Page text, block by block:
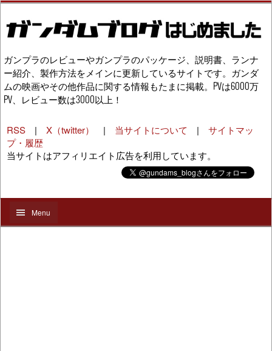
ガンプラのレビューやガンプラのパッケージ、説明書、ランナ
ー紹介、製作方法をメインに更新しているサイトです。ガンダ
ムの映画やその他作品に関する情報もたまに掲載。PVは6000万
PV、レビュー数は3000以上！
RSS | X（twitter） | 当サイトについて | サイトマッ
プ・履歴
当サイトはアフィリエイト広告を利用しています。
Menu